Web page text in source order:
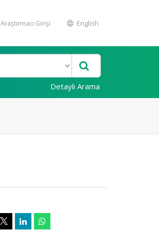
Araştırmacı Girişi English
Detaylı Arama